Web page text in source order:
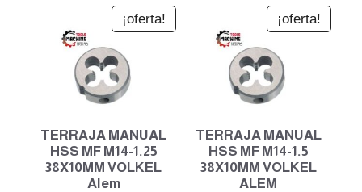
¡oferta!
TERRAJA MANUAL
HSS MF M14-1.25
38X10MM VOLKEL
Alem
¡oferta!
TERRAJA MANUAL
HSS MF M14-1.5
38X10MM VOLKEL
ALEM